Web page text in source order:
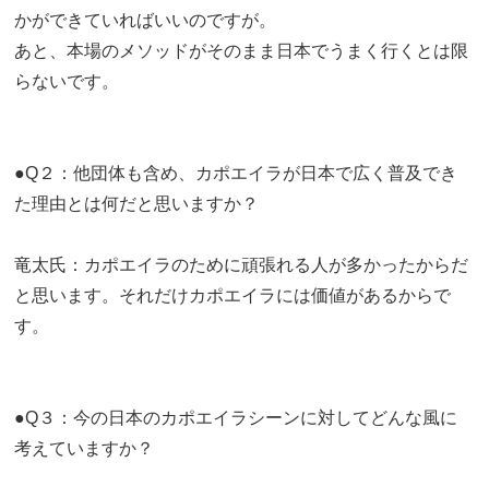
かができていればいいのですが。
あと、本場のメソッドがそのまま日本でうまく行くとは限
らないです。
●Q２：他団体も含め、カポエイラが日本で広く普及でき
た理由とは何だと思いますか？
竜太氏：カポエイラのために頑張れる人が多かったからだ
と思います。それだけカポエイラには価値があるからで
す。
●Q３：今の日本のカポエイラシーンに対してどんな風に
考えていますか？